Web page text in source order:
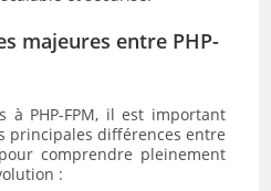
majeures entre PHP-
à PHP-FPM, il est important
principales différences entre
comprendre pleinement
: